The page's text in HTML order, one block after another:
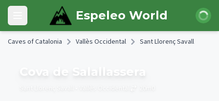
Skip to main content
Open main menu Espeleo World Login
Caves of Catalonia Vallès Occidental Sant Llorenç Savall
Cova de Salallassera